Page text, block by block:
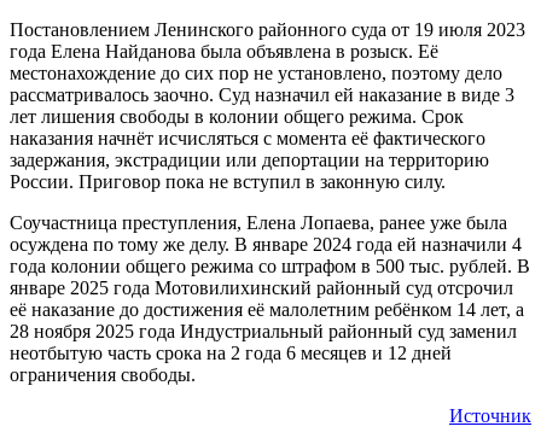
Постановлением Ленинского районного суда от 19 июля 2023
года Елена Найданова была объявлена в розыск. Её
местонахождение до сих пор не установлено, поэтому дело
рассматривалось заочно. Суд назначил ей наказание в виде 3
лет лишения свободы в колонии общего режима. Срок
наказания начнёт исчисляться с момента её фактического
задержания, экстрадиции или депортации на территорию
России. Приговор пока не вступил в законную силу.
Соучастница преступления, Елена Лопаева, ранее уже была
осуждена по тому же делу. В январе 2024 года ей назначили 4
года колонии общего режима со штрафом в 500 тыс. рублей. В
январе 2025 года Мотовилихинский районный суд отсрочил
её наказание до достижения её малолетним ребёнком 14 лет, а
28 ноября 2025 года Индустриальный районный суд заменил
неотбытую часть срока на 2 года 6 месяцев и 12 дней
ограничения свободы.
Источник